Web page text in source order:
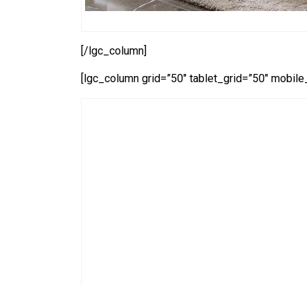
[/lgc_column]
[lgc_column grid=”50″ tablet_grid=”50″